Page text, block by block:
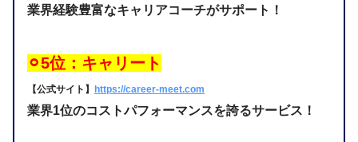
業界経験豊富なキャリアコーチがサポート！
⚪︎5位：キャリート
【公式サイト】 https://career-meet.com
業界1位のコストパフォーマンスを誇るサービス！